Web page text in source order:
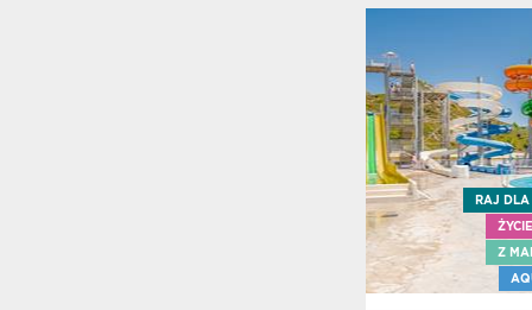
Itaka
Grecja
Kavala
Korfu
Kos
Kreta
RAJ DLA
Z